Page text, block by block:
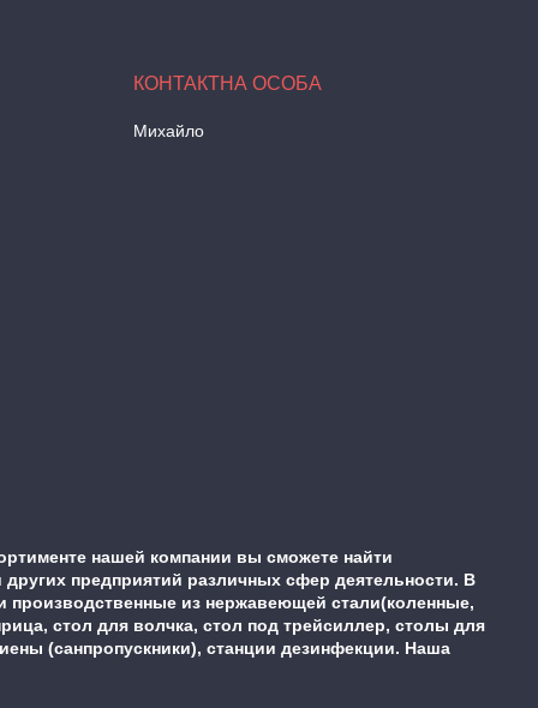
Михайло
нашей компании вы сможете найти
предприятий различных сфер деятельности. В
производственные из нержавеющей стали(коленные,
стол для волчка, стол под трейсиллер, столы для
(санпропускники), станции дезинфекции. Наша